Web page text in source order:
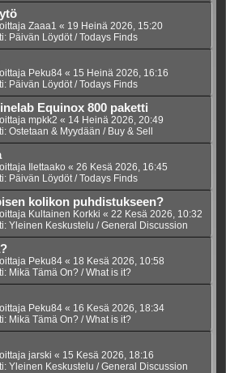
Zaaa1 « 19 Heinä 2026, 15:20
Päivän Löydöt / Todays Finds
Peku84 « 15 Heinä 2026, 16:16
Päivän Löydöt / Todays Finds
Equinox 800 paketti
mpkk2 « 14 Heinä 2026, 20:49
Ostetaan & Myydään / Buy & Sell
Ilettaako « 26 Kesä 2026, 16:45
Päivän Löydöt / Todays Finds
kolikon puhdistukseen?
Kultainen Korkki « 22 Kesä 2026, 10:32
Yleinen Keskustelu / General Discussion
Peku84 « 18 Kesä 2026, 10:58
Mikä Tämä On? / What is it?
Peku84 « 16 Kesä 2026, 18:34
Mikä Tämä On? / What is it?
jarski « 15 Kesä 2026, 18:16
Yleinen Keskustelu / General Discussion